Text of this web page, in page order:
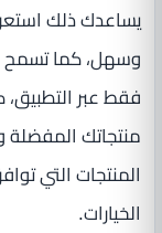
يساعدك ذلك
وسهل، كما تسمح
فقط عبر
منتجاتك المفضلة
المنتجات التي
الخيارات.